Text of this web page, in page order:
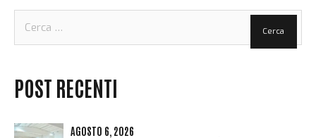
per:
POST RECENTI
AGOSTO 6, 2026